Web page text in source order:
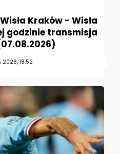
Kraków - Wisła
godzinie transmisja
2026, 18:52